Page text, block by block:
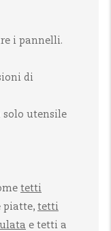
i pannelli.
di
solo utensile
tetti
piatte, tetti
e tetti a